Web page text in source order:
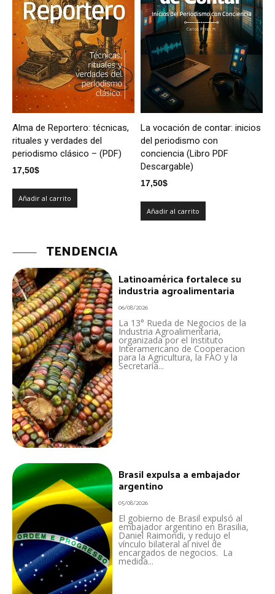
Alma de Reportero: técnicas,
rituales y verdades del
periodismo clásico – (PDF)
17,50$
Añadir al carrito
La vocación de contar: inicios
del periodismo con
conciencia (Libro PDF
Descargable)
17,50$
Añadir al carrito
TENDENCIA
Latinoamérica fortalece su
industria agroalimentaria
06/08/2026
La 13° Rueda de Negocios de la
Industria Agroalimentaria,
organizada por el Instituto
Interamericano de Cooperacion
para la Agricultura, la FAO y la
Secretaría...
Brasil expulsa a embajador
argentino
05/08/2026
El gobierno de Brasil expulsó al
embajador argentino en Brasilia,
Daniel Raimondi, y redujo el
vínculo bilateral al nivel de
encargados de negocios. La
medida...